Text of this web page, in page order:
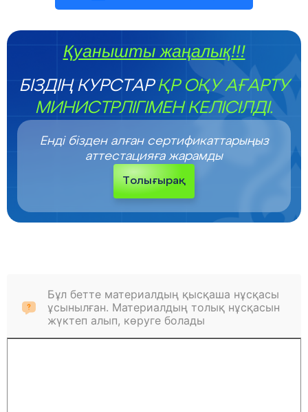
Қуанышты жаңалық!!!
БІЗДІҢ КУРСТАРҚР ОҚУ АҒАРТУ
МИНИСТРЛІГІМЕН КЕЛІСІЛДІ.
Енді бізден алған сертификаттарыңыз
аттестацияға жарамды
Толығырақ
Бұл бетте материалдың қысқаша нұсқасы
ұсынылған. Материалдың толық нұсқасын
жүктеп алып, көруге болады